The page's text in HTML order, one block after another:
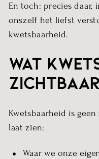
En toch: precies daar,
onszelf het liefst
kwetsbaarheid.
Wat
Kwetsbaarheid is
laat zien:
Waar we onze